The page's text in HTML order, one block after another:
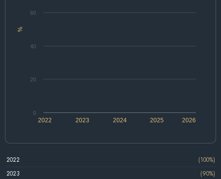
%
2022 2024 2026
2023 2025
0
20
40
60
2022
(100%)
2023
(90%)